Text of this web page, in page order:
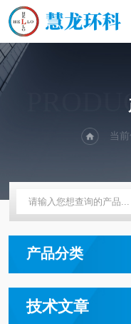
当前
产品分类
技术文章